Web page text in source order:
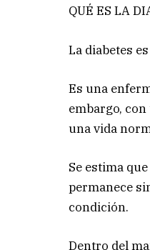
QUÉ ES LA
La diabetes
Es una
embargo,
una vida
Se estima
permanece
condición.
Dentro del